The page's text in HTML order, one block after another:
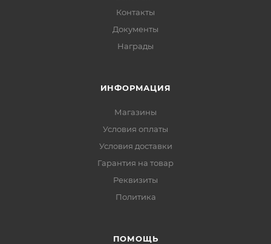
Контакты
Документы
Награды
ИНФОРМАЦИЯ
Магазины
Условия оплаты
Условия доставки
Гарантия на товар
Реквизиты
Политика
ПОМОЩЬ